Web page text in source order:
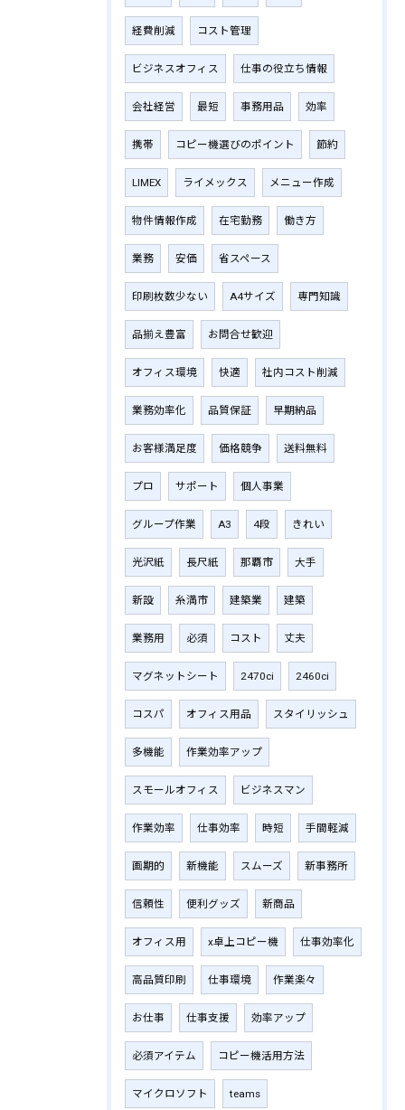
経費削減 コスト管理
ビジネスオフィス 仕事の役立ち情報
会社経営 最短 事務用品 効率
携帯 コピー機選びのポイント 節約
LIMEX ライメックス メニュー作成
物件情報作成 在宅勤務 働き方
業務 安価 省スペース
印刷枚数少ない A4サイズ 専門知識
品揃え豊富 お問合せ歓迎
オフィス環境 快適 社内コスト削減
業務効率化 品質保証 早期納品
お客様満足度 価格競争 送料無料
プロ サポート 個人事業
グループ作業 A3 4段 きれい
光沢紙 長尺紙 那覇市 大手
新設 糸満市 建築業 建築
業務用 必須 コスト 丈夫
マグネットシート 2470ci 2460ci
コスパ オフィス用品 スタイリッシュ
多機能 作業効率アップ
スモールオフィス ビジネスマン
作業効率 仕事効率 時短 手間軽減
画期的 新機能 スムーズ 新事務所
信頼性 便利グッズ 新商品
オフィス用 x卓上コピー機 仕事効率化
高品質印刷 仕事環境 作業楽々
お仕事 仕事支援 効率アップ
必須アイテム コピー機活用方法
マイクロソフト teams